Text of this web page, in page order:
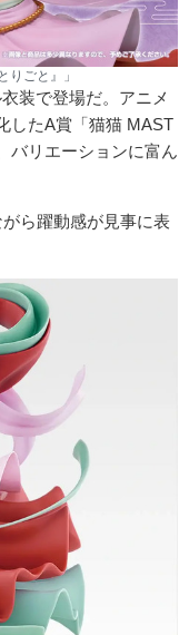
りごと』」
装で登場だ。アニメ
したA賞「猫猫 MAST
バリエーションに富ん
ら躍動感が見事に表